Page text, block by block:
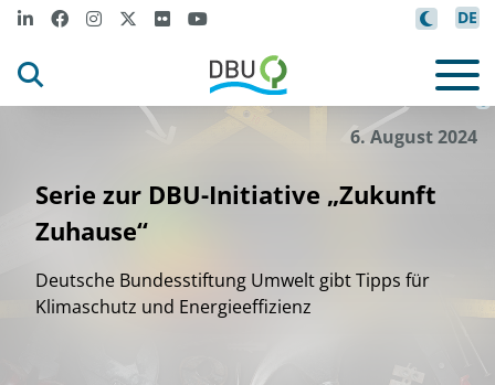
DE
Al
ber
toM
asnovo
- st
ock
.adobe.
co
6. August 2024
Serie zur DBU-Initiative „Zukunft
Zuhause“
Deutsche Bundesstiftung Umwelt gibt Tipps für
Klimaschutz und Energieeffizienz